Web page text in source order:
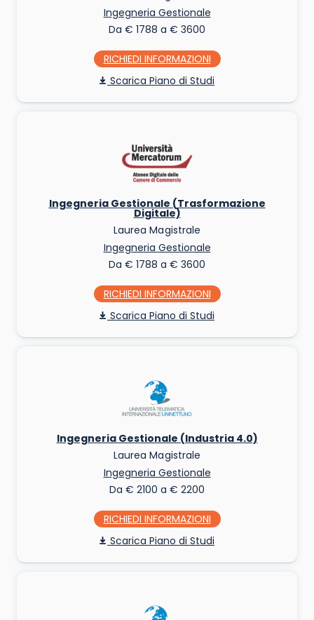
Ingegneria Gestionale
Da € 1788 a € 3600
RICHIEDI INFO
Piano di Studi
Ingegneria Gestionale (Trasformazione
Digitale)
Laurea Magistrale
Ingegneria Gestionale
Da € 1788 a € 3600
RICHIEDI INFO
Piano di Studi
Ingegneria Gestionale (Industria 4.0)
Laurea Magistrale
Ingegneria Gestionale
Da € 2100 a € 2200
RICHIEDI INFO
Piano di Studi